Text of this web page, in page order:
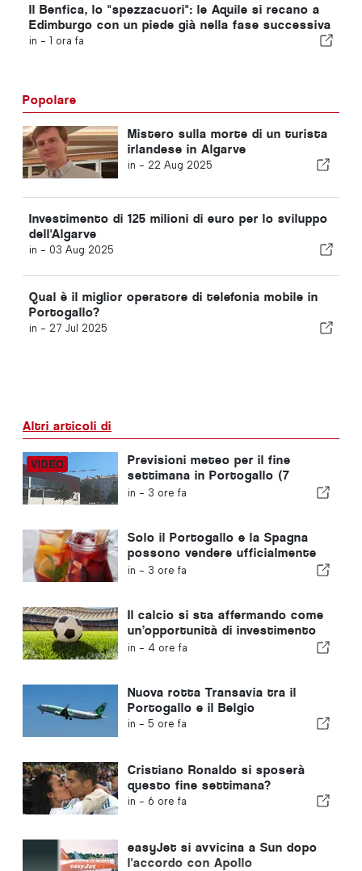
Il Benfica, lo "spezzacuori": le Aquile si recano a
Edimburgo con un piede già nella fase successiva
in - 1 ora fa
Popolare
Mistero sulla morte di un turista
irlandese in Algarve
in - 22 Aug 2025
Investimento di 125 milioni di euro per lo sviluppo
dell'Algarve
in - 03 Aug 2025
Qual è il miglior operatore di telefonia mobile in
Portogallo?
in - 27 Jul 2025
Altri articoli di
Previsioni meteo per il fine
settimana in Portogallo (7
agosto): cosa aspettarsi in
in - 3 ore fa
Solo il Portogallo e la Spagna
possono vendere ufficialmente
la “sangria” con quel nome
in - 3 ore fa
Il calcio si sta affermando come
un’opportunità di investimento
in crescita in tutta Europa
in - 4 ore fa
Nuova rotta Transavia tra il
Portogallo e il Belgio
in - 5 ore fa
Cristiano Ronaldo si sposerà
questo fine settimana?
in - 6 ore fa
easyJet si avvicina a Sun dopo
l'accordo con Apollo